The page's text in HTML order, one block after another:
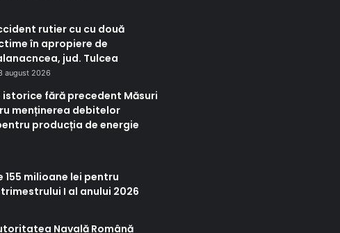
rutier cu cu două
în apropiere de
jud. Tulcea
august 2026
istorice fără precedent Măsuri
menținerea debitelor
producția de energie
155 milioane lei pentru
I al anului 2026
Navală Română